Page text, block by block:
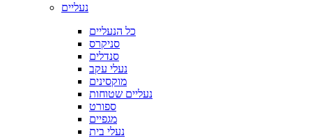
נעליים
כל הנעליים
סניקרס
סנדלים
נעלי עקב
מוקסינים
נעליים שטוחות
ספורט
מגפיים
נעלי בית